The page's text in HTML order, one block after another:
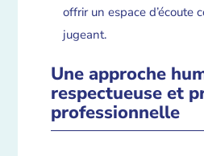
offrir un espace d’écoute
jugeant.
Une approche
respectueuse et
professionnelle